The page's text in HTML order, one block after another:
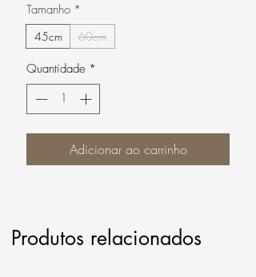
Tamanho *
45cm 60cm
Quantidade *
Adicionar ao carrinho
Produtos relacionados